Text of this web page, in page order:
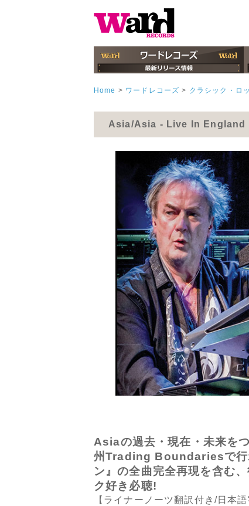
Home > ワードレコーズ > クラシック・ロ
Asia/Asia - Live In England
Asiaの過去・現在・未来を
州Trading Boundariesで行
ン』の全曲完全再現を含む
ク好き必聴!
【ライナーノーツ翻訳付き/日本語